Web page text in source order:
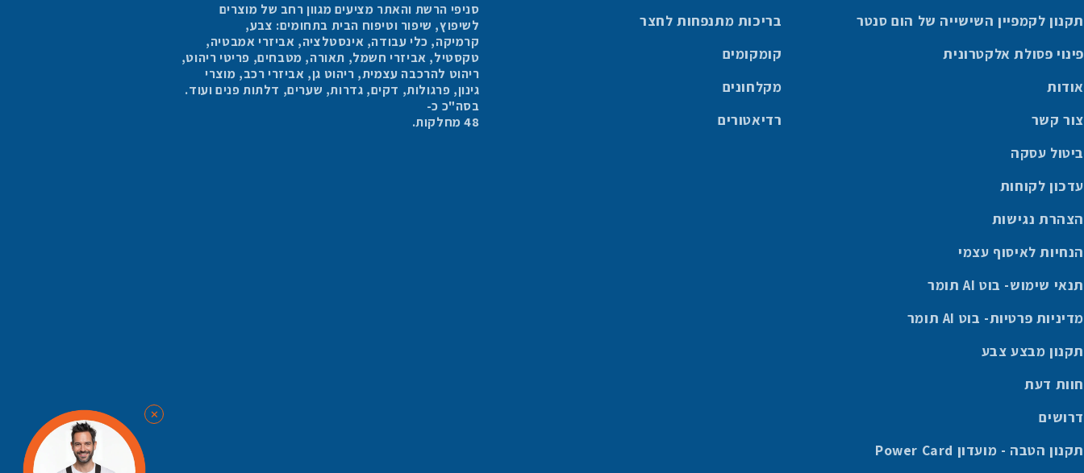
תקנון לקמפיין השישייה של הום סנטר
פינוי פסולת אלקטרונית
אודות
צור קשר
ביטול עסקה
עדכון לקוחות
הצהרת נגישות
הנחיות לאיסוף עצמי
תנאי שימוש- בוט AI תומר
מדיניות פרטיות- בוט AI תומר
תקנון מבצע צבע
חוות דעת
דרושים
תקנון הטבה - מועדון Power Card
בריכות מתנפחות לחצר
קומקומים
מקלחונים
רדיאטורים
סניפי הרשת והאתר מציעים מגוון רחב של מוצרים
לשיפוץ, שיפור וטיפוח הבית בתחומים: צבע,
קרמיקה, כלי עבודה, אינסטלציה, אביזרי אמבטיה,
טקסטיל, אביזרי חשמל, תאורה, מטבחים, פריטי ריהוט,
ריהוט להרכבה עצמית, ריהוט גן, אביזרי רכב, מוצרי
גינון, פרגולות, דקים, גדרות, שערים, דלתות פנים ועוד.
בסה"כ כ-
48 מחלקות.
✕